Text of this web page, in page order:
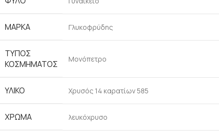
ΜΆΡΚΑ Γλυκοφρύδης
ΤΎΠΟΣ
ΚΟΣΜΉΜΑΤΟΣ
Μονόπετρο
ΥΛΙΚΌ Χρυσός 14 καρατίων 585
ΧΡΏΜΑ λευκόχρυσο